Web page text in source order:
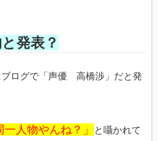
発表？
ブログで「声優 高橋渉」だと発
一人物やんね？」
と囁かれて